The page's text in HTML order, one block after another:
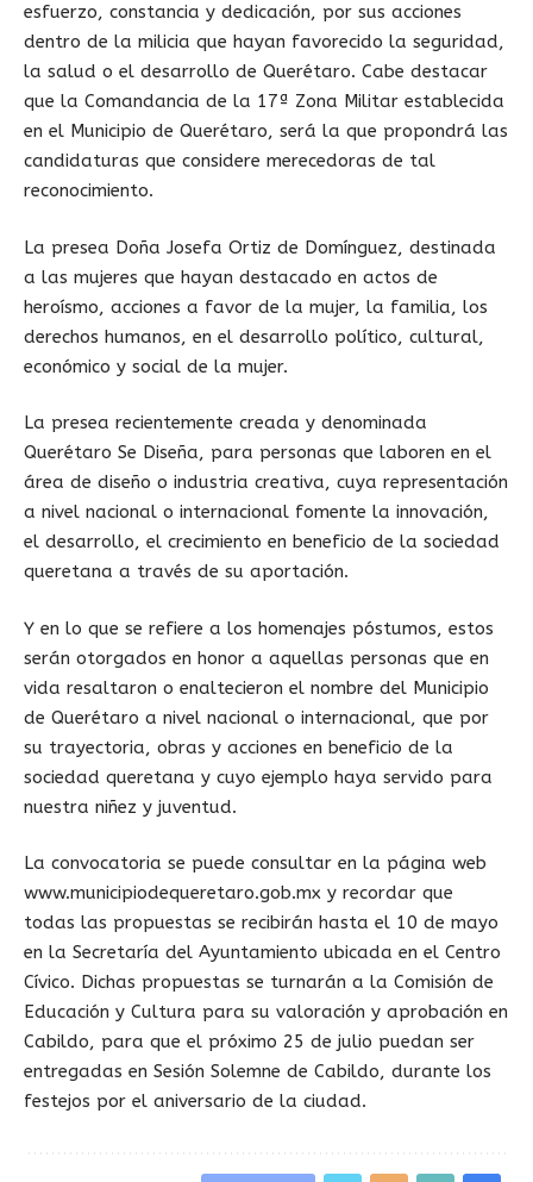
esfuerzo, constancia y dedicación, por sus acciones
dentro de la milicia que hayan favorecido la seguridad,
la salud o el desarrollo de Querétaro. Cabe destacar
que la Comandancia de la 17ª Zona Militar establecida
en el Municipio de Querétaro, será la que propondrá las
candidaturas que considere merecedoras de tal
reconocimiento.
La presea Doña Josefa Ortiz de Domínguez, destinada
a las mujeres que hayan destacado en actos de
heroísmo, acciones a favor de la mujer, la familia, los
derechos humanos, en el desarrollo político, cultural,
económico y social de la mujer.
La presea recientemente creada y denominada
Querétaro Se Diseña, para personas que laboren en el
área de diseño o industria creativa, cuya representación
a nivel nacional o internacional fomente la innovación,
el desarrollo, el crecimiento en beneficio de la sociedad
queretana a través de su aportación.
Y en lo que se refiere a los homenajes póstumos, estos
serán otorgados en honor a aquellas personas que en
vida resaltaron o enaltecieron el nombre del Municipio
de Querétaro a nivel nacional o internacional, que por
su trayectoria, obras y acciones en beneficio de la
sociedad queretana y cuyo ejemplo haya servido para
nuestra niñez y juventud.
La convocatoria se puede consultar en la página web
www.municipiodequeretaro.gob.mx y recordar que
todas las propuestas se recibirán hasta el 10 de mayo
en la Secretaría del Ayuntamiento ubicada en el Centro
Cívico. Dichas propuestas se turnarán a la Comisión de
Educación y Cultura para su valoración y aprobación en
Cabildo, para que el próximo 25 de julio puedan ser
entregadas en Sesión Solemne de Cabildo, durante los
festejos por el aniversario de la ciudad.